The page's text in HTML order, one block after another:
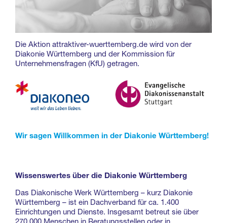
Die Aktion attraktiver-wuerttemberg.de wird von der
Diakonie Württemberg und der Kommission für
Unternehmensfragen (KfU) getragen.
Wir sagen Willkommen in der Diakonie Württemberg!
Wissenswertes über die Diakonie Württemberg
Das Diakonische Werk Württemberg – kurz Diakonie
Württemberg – ist ein Dachverband für ca. 1.400
Einrichtungen und Dienste. Insgesamt betreut sie über